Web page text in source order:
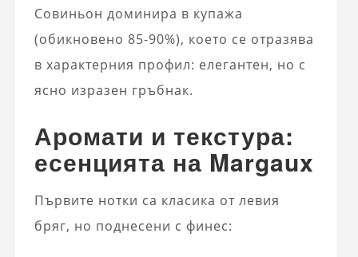
Совиньон доминира в купажа
(обикновено 85-90%), което се отразява
в характерния профил: елегантен, но с
ясно изразен гръбнак.
Аромати и текстура:
есенцията на Margaux
Първите нотки са класика от левия
бряг, но поднесени с финес: